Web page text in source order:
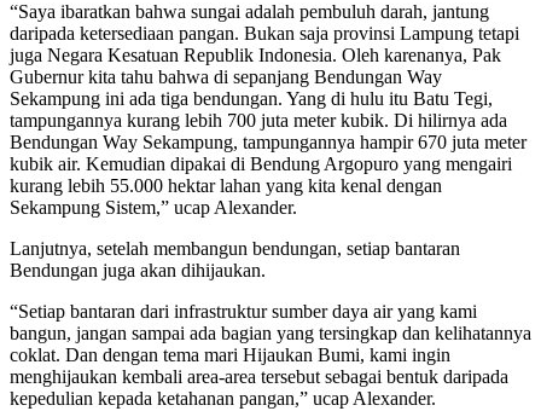
“Saya ibaratkan bahwa sungai adalah pembuluh darah, jantung
daripada ketersediaan pangan. Bukan saja provinsi Lampung tetapi
juga Negara Kesatuan Republik Indonesia. Oleh karenanya, Pak
Gubernur kita tahu bahwa di sepanjang Bendungan Way
Sekampung ini ada tiga bendungan. Yang di hulu itu Batu Tegi,
tampungannya kurang lebih 700 juta meter kubik. Di hilirnya ada
Bendungan Way Sekampung, tampungannya hampir 670 juta meter
kubik air. Kemudian dipakai di Bendung Argopuro yang mengairi
kurang lebih 55.000 hektar lahan yang kita kenal dengan
Sekampung Sistem,” ucap Alexander.
Lanjutnya, setelah membangun bendungan, setiap bantaran
Bendungan juga akan dihijaukan.
“Setiap bantaran dari infrastruktur sumber daya air yang kami
bangun, jangan sampai ada bagian yang tersingkap dan kelihatannya
coklat. Dan dengan tema mari Hijaukan Bumi, kami ingin
menghijaukan kembali area-area tersebut sebagai bentuk daripada
kepedulian kepada ketahanan pangan,” ucap Alexander.